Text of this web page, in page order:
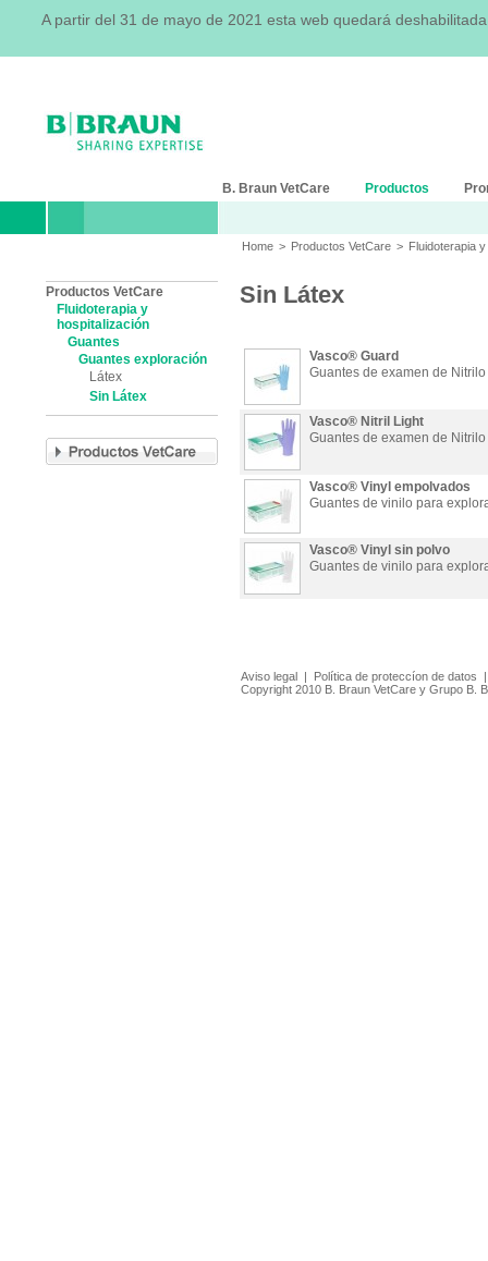
A partir del 31 de mayo de 2021 esta web quedará
B. Braun VetCare Productos
Home > Productos VetCare > Fluidoterapia
Productos VetCare
Fluidoterapia y
hospitalización
Guantes
Guantes exploración
Látex
Sin Látex
Sin Látex
Vasco® Guard
Guantes de examen de
Vasco® Nitril Light
Guantes de examen de
Vasco® Vinyl empolvados
Guantes de vinilo para
Vasco® Vinyl sin polvo
Guantes de vinilo para
Aviso legal | Política de proteccíon de datos
Copyright 2010 B. Braun VetCare y Grupo B.